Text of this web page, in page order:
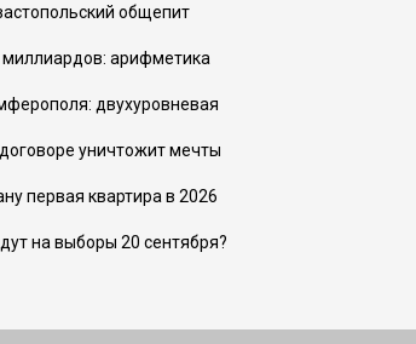
общепит
миллиардов: арифметика
двухуровневая
уничтожит мечты
первая квартира в 2026
на выборы 20 сентября?